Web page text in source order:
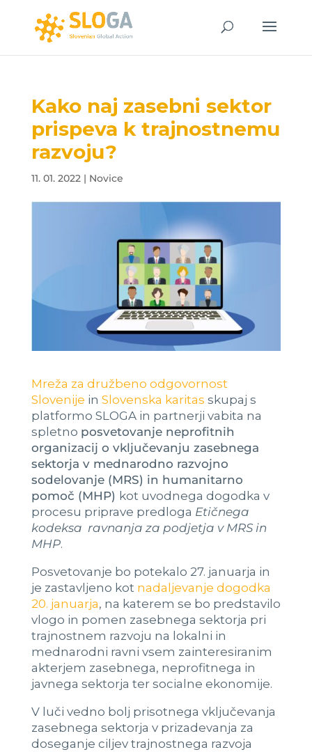
Kako naj zasebni sektor
prispeva k trajnostnemu
razvoju?
11. 01. 2022| Novice
Mreža za družbeno odgovornost
Slovenije in Slovenska karitas skupaj s
platformo SLOGA in partnerji vabita na
spletno posvetovanje neprofitnih
organizacij o vključevanju zasebnega
sektorja v mednarodno razvojno
sodelovanje (MRS) in humanitarno
pomoč (MHP) kot uvodnega dogodka v
procesu priprave predloga Etičnega
kodeksa ravnanja za podjetja v MRS in
MHP.
Posvetovanje bo potekalo 27. januarja in
je zastavljeno kot nadaljevanje dogodka
20. januarja, na katerem se bo predstavilo
vlogo in pomen zasebnega sektorja pri
trajnostnem razvoju na lokalni in
mednarodni ravni vsem zainteresiranim
akterjem zasebnega, neprofitnega in
javnega sektorja ter socialne ekonomije.
V luči vedno bolj prisotnega vključevanja
zasebnega sektorja v prizadevanja za
doseganje ciljev trajnostnega razvoja